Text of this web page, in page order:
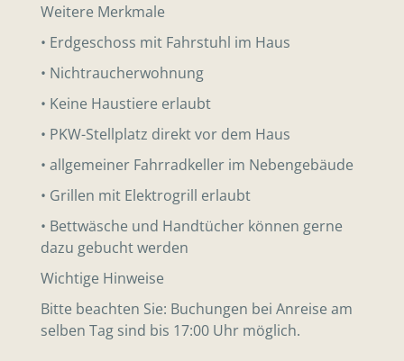
Weitere Merkmale
• Erdgeschoss mit Fahrstuhl im Haus
• Nichtraucherwohnung
• Keine Haustiere erlaubt
• PKW-Stellplatz direkt vor dem Haus
• allgemeiner Fahrradkeller im Nebengebäude
• Grillen mit Elektrogrill erlaubt
• Bettwäsche und Handtücher können gerne
dazu gebucht werden
Wichtige Hinweise
Bitte beachten Sie: Buchungen bei Anreise am
selben Tag sind bis 17:00 Uhr möglich.